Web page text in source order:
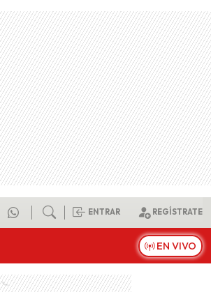
ENTRAR REGÍSTRATE
EN VIVO